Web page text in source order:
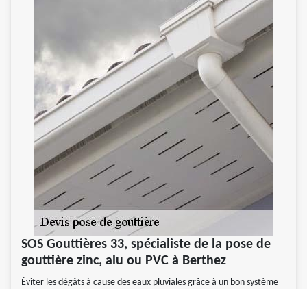
SOS Gouttières 33, spécialiste de la pose de
gouttière zinc, alu ou PVC à Berthez
Éviter les dégâts à cause des eaux pluviales grâce à un bon système